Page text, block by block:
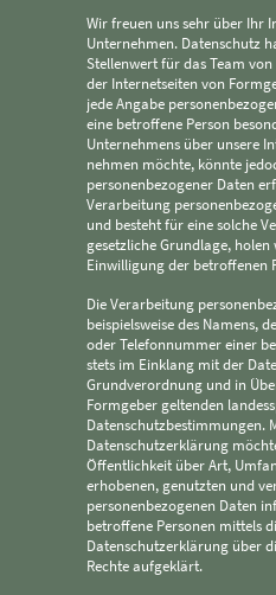
Wir freuen uns sehr über Ihr
Unternehmen. Datenschutz
Stellenwert für das Team
der Internetseiten von
jede Angabe
eine betroffene Person
Unternehmens über unsere
nehmen möchte, könnte
personenbezogener Daten
Verarbeitung
und besteht für eine solche
gesetzliche Grundlage, holen
Einwilligung der betroffenen
Die Verarbeitung
beispielsweise des Namens,
oder Telefonnummer einer
stets im Einklang mit der
Grundverordnung und in
Formgeber geltenden
Datenschutzbestimmungen.
Datenschutzerklärung
Öffentlichkeit über Art,
erhobenen, genutzten und
personenbezogenen Daten
betroffene Personen mittels
Datenschutzerklärung über
Rechte aufgeklärt.